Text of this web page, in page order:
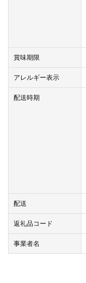
賞味期限
アレルギー表示
配送時期
配送
返礼品コード
事業者名